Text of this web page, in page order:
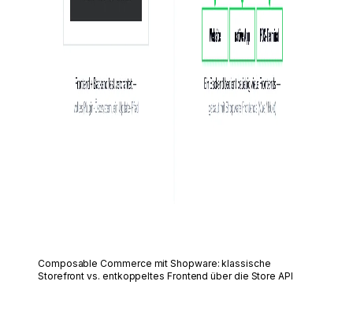
Composable Commerce mit Shopware: klassische
Storefront vs. entkoppeltes Frontend über die Store API